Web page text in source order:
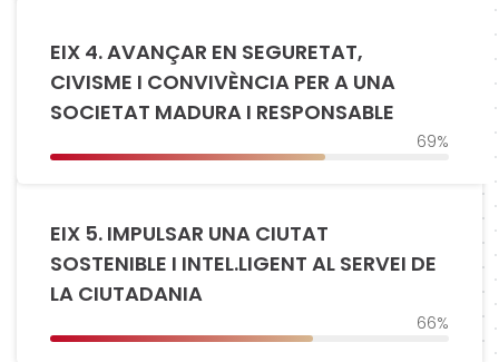
EIX 4. AVANÇAR EN SEGURETAT,
CIVISME I CONVIVÈNCIA PER A UNA
SOCIETAT MADURA I RESPONSABLE
69%
EIX 5. IMPULSAR UNA CIUTAT
SOSTENIBLE I INTEL.LIGENT AL SERVEI DE
LA CIUTADANIA
66%